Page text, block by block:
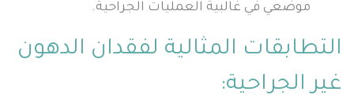
موضعي في غالبية العمليات الجراحية.
التطابقات المثالية لفقدان الدهون
غير الجراحية: